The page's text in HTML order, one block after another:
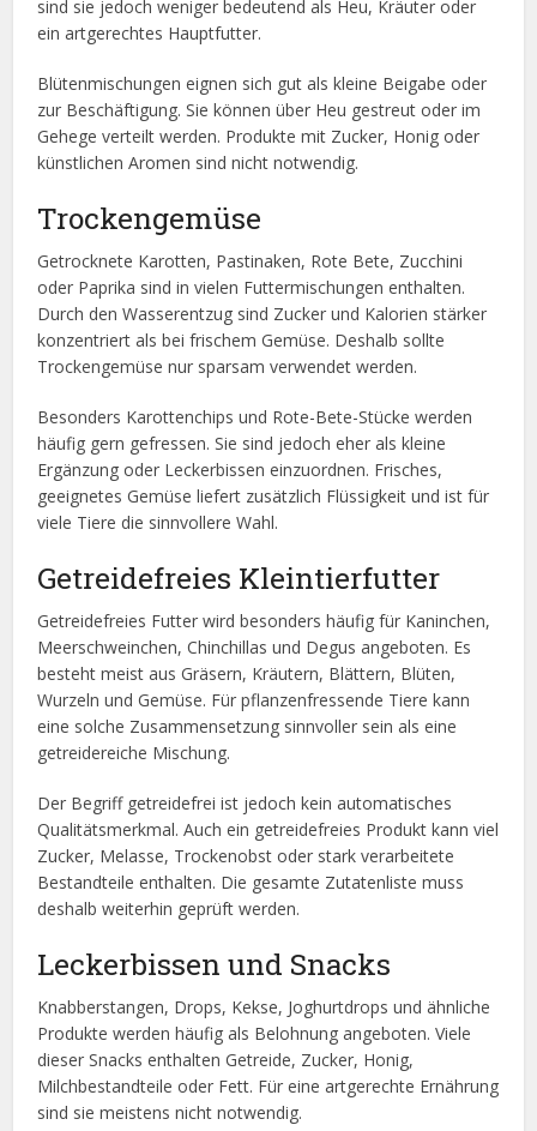
sind sie jedoch weniger bedeutend als Heu, Kräuter oder
ein artgerechtes Hauptfutter.
Blütenmischungen eignen sich gut als kleine Beigabe oder
zur Beschäftigung. Sie können über Heu gestreut oder im
Gehege verteilt werden. Produkte mit Zucker, Honig oder
künstlichen Aromen sind nicht notwendig.
Trockengemüse
Getrocknete Karotten, Pastinaken, Rote Bete, Zucchini
oder Paprika sind in vielen Futtermischungen enthalten.
Durch den Wasserentzug sind Zucker und Kalorien stärker
konzentriert als bei frischem Gemüse. Deshalb sollte
Trockengemüse nur sparsam verwendet werden.
Besonders Karottenchips und Rote-Bete-Stücke werden
häufig gern gefressen. Sie sind jedoch eher als kleine
Ergänzung oder Leckerbissen einzuordnen. Frisches,
geeignetes Gemüse liefert zusätzlich Flüssigkeit und ist für
viele Tiere die sinnvollere Wahl.
Getreidefreies Kleintierfutter
Getreidefreies Futter wird besonders häufig für Kaninchen,
Meerschweinchen, Chinchillas und Degus angeboten. Es
besteht meist aus Gräsern, Kräutern, Blättern, Blüten,
Wurzeln und Gemüse. Für pflanzenfressende Tiere kann
eine solche Zusammensetzung sinnvoller sein als eine
getreidereiche Mischung.
Der Begriff getreidefrei ist jedoch kein automatisches
Qualitätsmerkmal. Auch ein getreidefreies Produkt kann viel
Zucker, Melasse, Trockenobst oder stark verarbeitete
Bestandteile enthalten. Die gesamte Zutatenliste muss
deshalb weiterhin geprüft werden.
Leckerbissen und Snacks
Knabberstangen, Drops, Kekse, Joghurtdrops und ähnliche
Produkte werden häufig als Belohnung angeboten. Viele
dieser Snacks enthalten Getreide, Zucker, Honig,
Milchbestandteile oder Fett. Für eine artgerechte Ernährung
sind sie meistens nicht notwendig.